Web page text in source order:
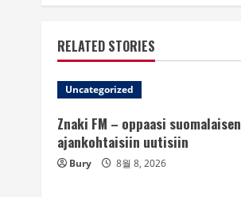
RELATED STORIES
Uncategorized
Znaki FM – oppaasi suomalaisen
ajankohtaisiin uutisiin
Bury 8월 8, 2026